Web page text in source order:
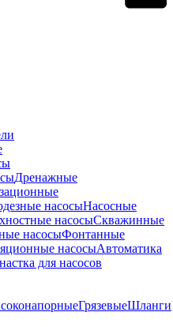
Дренажные
насосыНасосные
насосыСкважинные
насосыФонтанные
насосыАвтоматика
для насосов
ГрязевыеШланги